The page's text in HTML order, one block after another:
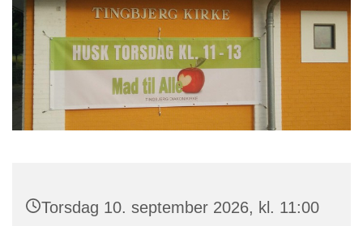
Torsdag 10. september 2026, kl. 11:00